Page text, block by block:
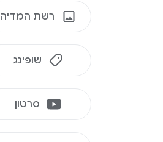
רשת המדיה
שופינג
סרטון